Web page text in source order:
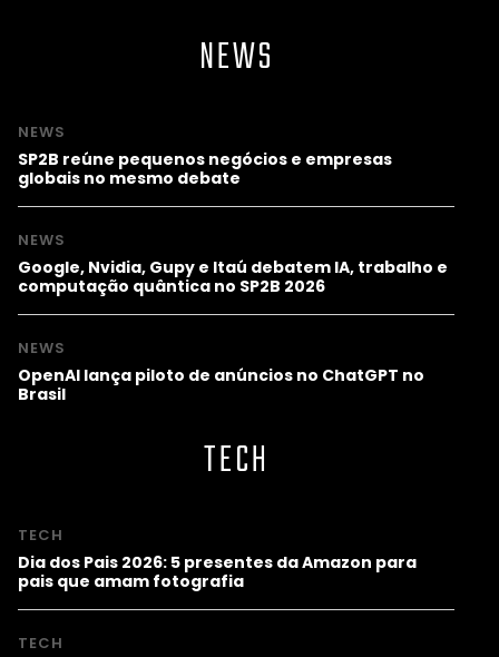
NEWS
NEWS
SP2B reúne pequenos negócios e empresas
globais no mesmo debate
NEWS
Google, Nvidia, Gupy e Itaú debatem IA, trabalho e
computação quântica no SP2B 2026
NEWS
OpenAI lança piloto de anúncios no ChatGPT no
Brasil
TECH
TECH
Dia dos Pais 2026: 5 presentes da Amazon para
pais que amam fotografia
TECH